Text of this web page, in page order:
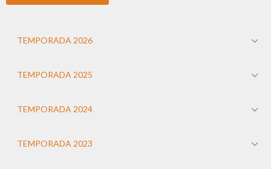
TEMPORADA 2026
TEMPORADA 2025
TEMPORADA 2024
TEMPORADA 2023